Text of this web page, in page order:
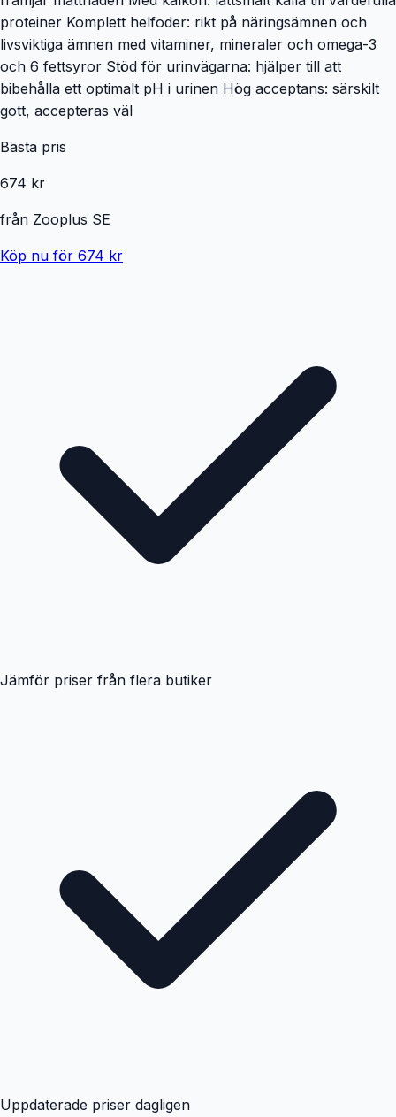
proteiner Komplett helfoder: rikt på näringsämnen och
livsviktiga ämnen med vitaminer, mineraler och omega-3
och 6 fettsyror Stöd för urinvägarna: hjälper till att
bibehålla ett optimalt pH i urinen Hög acceptans: särskilt
gott, accepteras väl
Bästa pris
674 kr
från Zooplus SE
Köp nu för 674 kr
Jämför priser från flera butiker
Uppdaterade priser dagligen